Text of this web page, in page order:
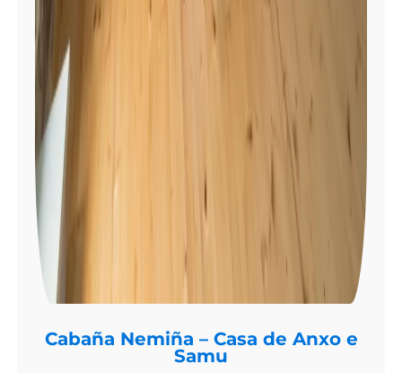
Cabaña Nemiña – Casa de Anxo e
Samu